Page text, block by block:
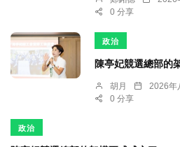
0 分享
政治
陳亭妃競選總部的
胡月 2026年
0 分享
政治